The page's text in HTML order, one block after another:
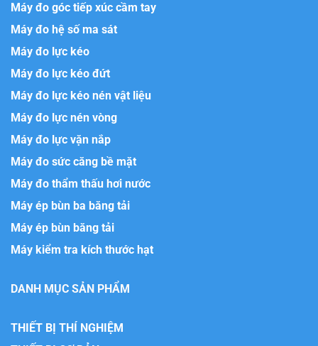
Máy đo góc tiếp xúc cầm tay
Máy đo hệ số ma sát
Máy đo lực kéo
Máy đo lực kéo đứt
Máy đo lực kéo nén vật liệu
Máy đo lực nén vòng
Máy đo lực vặn nắp
Máy đo sức căng bề mặt
Máy đo thẩm thấu hơi nước
Máy ép bùn ba băng tải
Máy ép bùn băng tải
Máy kiểm tra kích thước hạt
DANH MỤC SẢN PHẨM
THIẾT BỊ THÍ NGHIỆM